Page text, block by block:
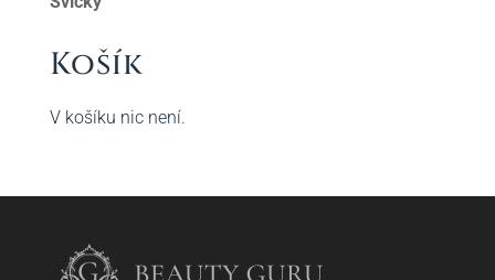
Košík
V košíku nic není.